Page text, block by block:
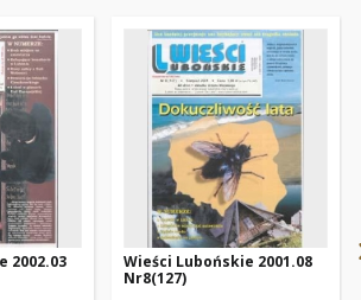
2002.03
Wieści Lubońskie 2001.08
Nr8(127)